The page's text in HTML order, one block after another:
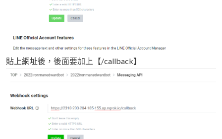
貼上網址後，後面要加上【/callback】